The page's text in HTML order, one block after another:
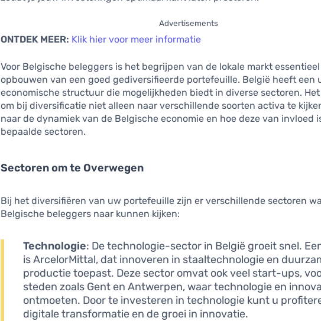
Advertisements
ONTDEK MEER: Klik hier voor meer informatie
Voor Belgische beleggers is het begrijpen van de lokale markt
opbouwen van een goed gediversifieerde portefeuille. België heeft een
economische structuur die mogelijkheden biedt in diverse sectoren.
om bij diversificatie niet alleen naar verschillende soorten activa te
naar de dynamiek van de Belgische economie en hoe deze van invloed
bepaalde sectoren.
Sectoren om te Overwegen
Bij het diversifiëren van uw portefeuille zijn er verschillende sectoren
Belgische beleggers naar kunnen kijken:
Technologie: De technologie-sector in België groeit snel.
is ArcelorMittal, dat innoveren in staaltechnologie en
productie toepast. Deze sector omvat ook veel start-ups,
steden zoals Gent en Antwerpen, waar technologie en
ontmoeten. Door te investeren in technologie kunt u
digitale transformatie en de groei in innovatie.